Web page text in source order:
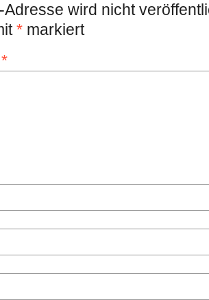
Adresse wird nicht
* markiert
*